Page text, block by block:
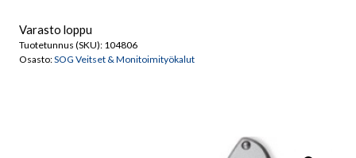
Varasto loppu
Tuotetunnus (SKU): 104806
Osasto:SOG Veitset & Monitoimityökalut